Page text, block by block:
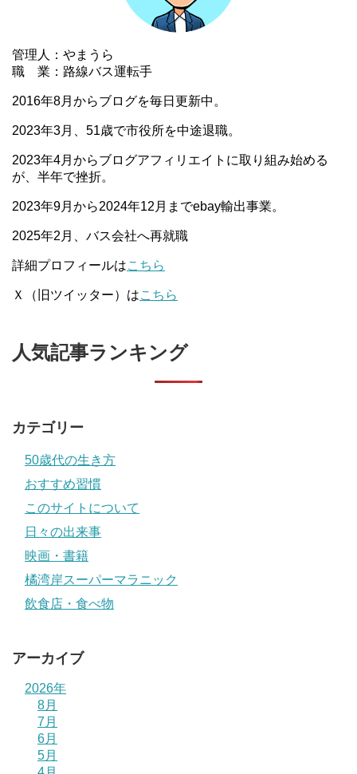
管理人：やまうら
職 業：路線バス運転手
2016年8月からブログを毎日更新中。
2023年3月、51歳で市役所を中途退職。
2023年4月からブログアフィリエイトに取り組み始める
が、半年で挫折。
2023年9月から2024年12月までebay輸出事業。
2025年2月、バス会社へ再就職
詳細プロフィールはこちら
Ｘ（旧ツイッター）はこちら
人気記事ランキング
カテゴリー
50歳代の生き方
おすすめ習慣
このサイトについて
日々の出来事
映画・書籍
橘湾岸スーパーマラニック
飲食店・食べ物
アーカイブ
2026年
8月
7月
6月
5月